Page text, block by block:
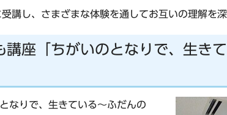
講し、さまざまな体験を通してお互いの理解を
座「ちがいのとなりで、生き
なりで、生きている～ふだんの